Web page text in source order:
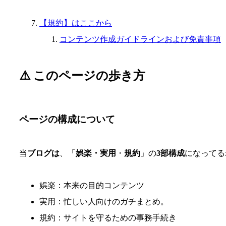
【規約】はここから
コンテンツ作成ガイドラインおよび免責事項
⚠️ このページの歩き方
ページの構成について
当ブログは 、「 娯楽・実用 ・ 規約 」の3部構成になって
娯楽：本来の目的コンテンツ
実用：忙しい人向けのガチまとめ。
規約：サイトを守るための事務手続き